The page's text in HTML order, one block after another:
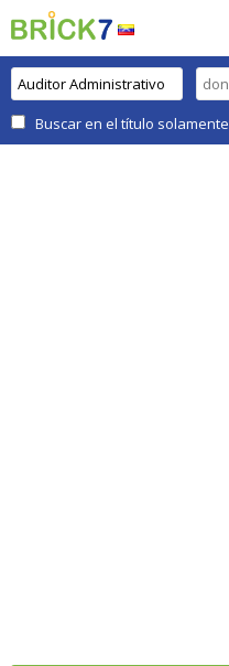
Buscar en el título solamente